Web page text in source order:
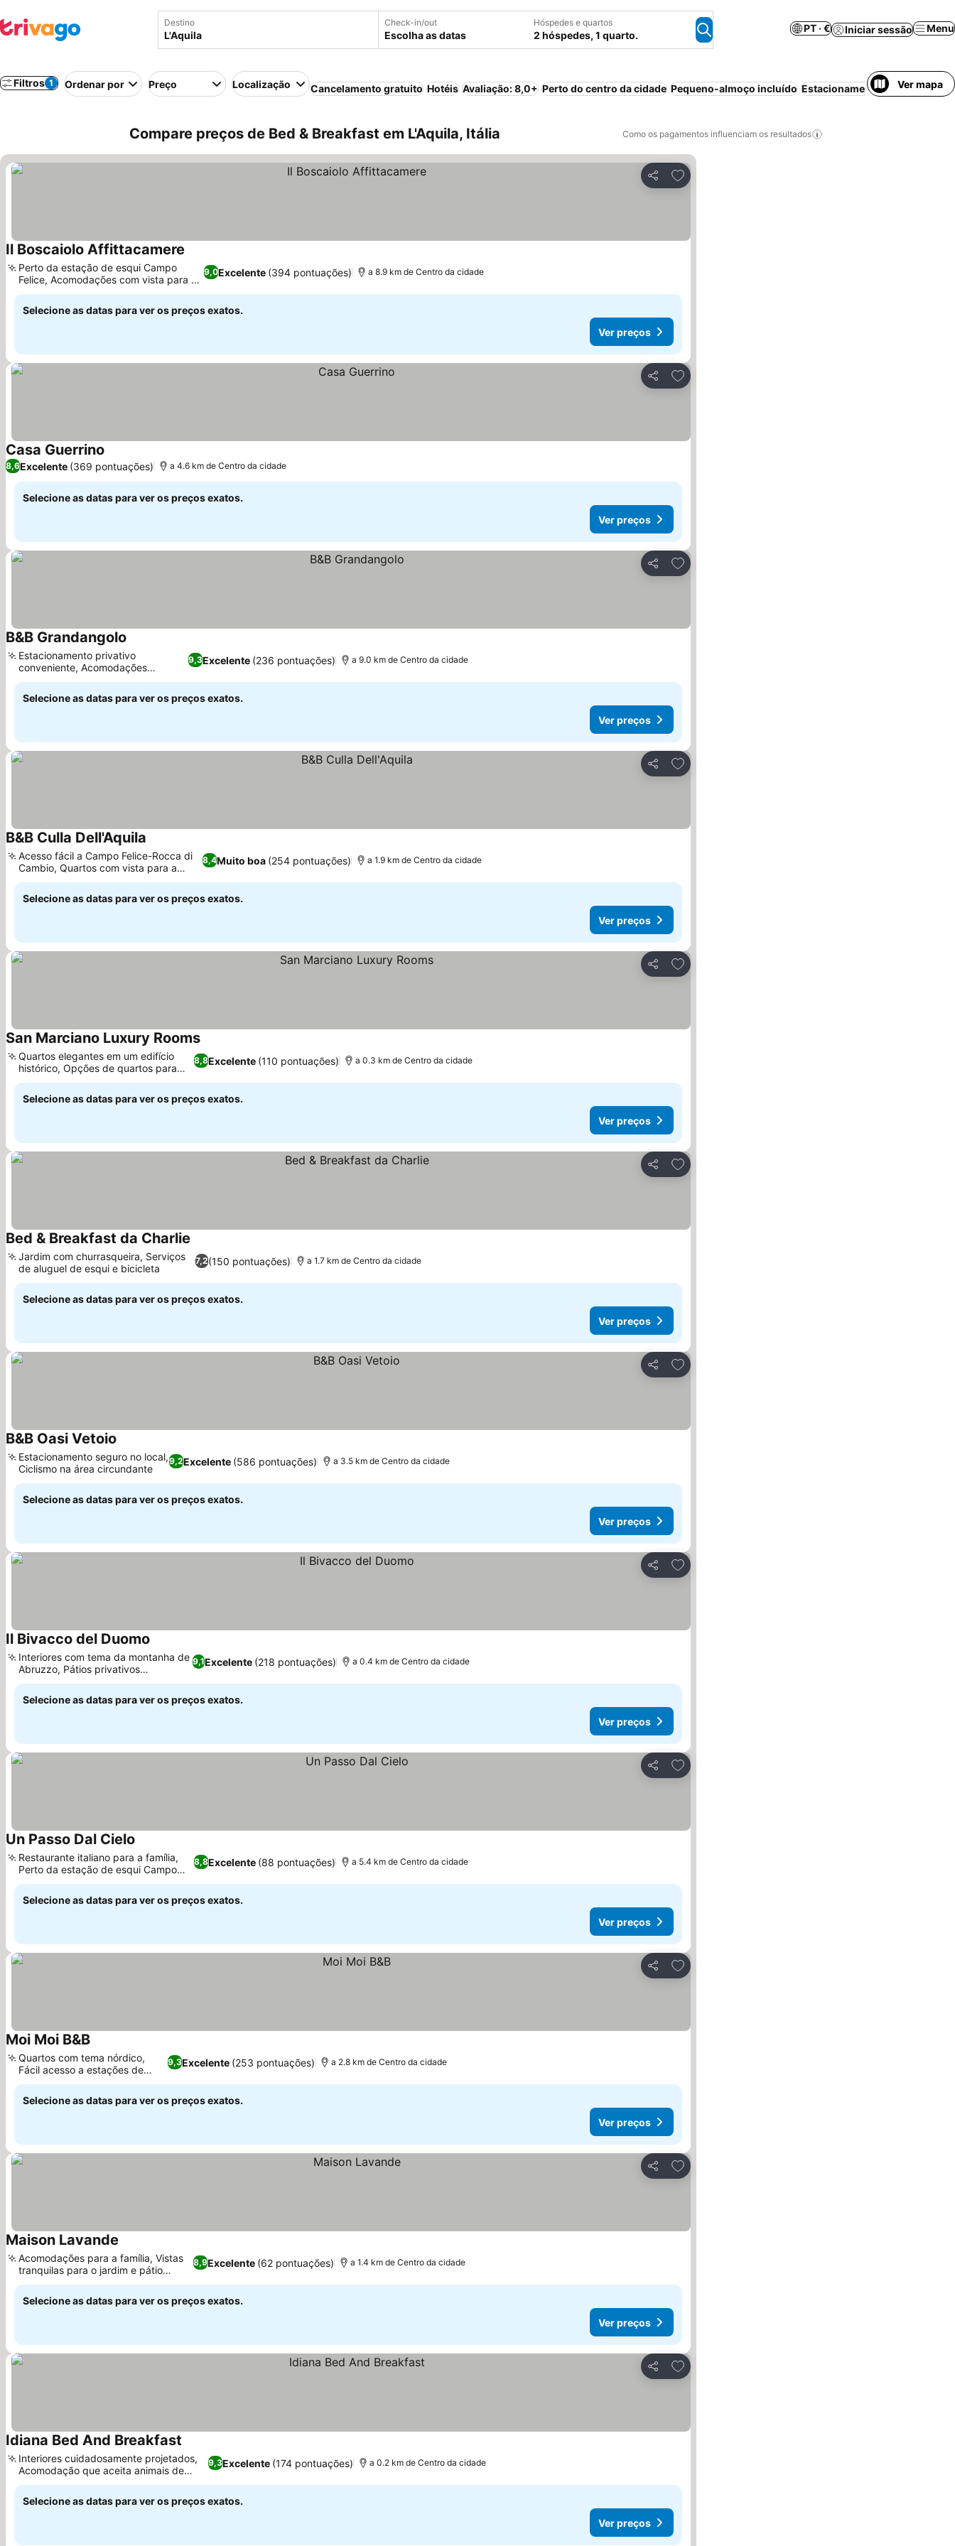
Destino Check-in/out
Escolha as datas
Hóspedes e quartos
2 hóspedes, 1 quarto.
PT · € Iniciar sessão Menu
Filtros 1 Ordenar por Preço Localização Cancelamento gratuito Hotéis Avaliação: 8,0+ Perto do centro da cidade Pequeno-almoço incluído Estacionamento Piscina
Ver mapa
Compare preços de Bed & Breakfast em L'Aquila, Itália Como os pagamentos influenciam os resultados
Partilhar
Adicionar aos favoritos
Il Boscaiolo Affittacamere
9,0Excelente (394 pontuações)
Perto da estação de esqui Campo
Felice, Acomodações com vista para a
montanha
a 8.9 km de Centro da cidade
Selecione as datas para ver os preços exatos.
Ver preços
Partilhar
Adicionar aos favoritos
Casa Guerrino Ver preços
8,6Excelente (369 pontuações) a 4.6 km de Centro da cidade
Selecione as datas para ver os preços exatos.
Ver preços
Partilhar
Adicionar aos favoritos
B&B Grandangolo
9,3Excelente (236 pontuações)
Estacionamento privativo
conveniente, Acomodações
modernas e limpas
a 9.0 km de Centro da cidade
Selecione as datas para ver os preços exatos.
Ver preços
Partilhar
Adicionar aos favoritos
B&B Culla Dell'Aquila
8,4Muito boa (254 pontuações)
Acesso fácil a Campo Felice-Rocca di
Cambio, Quartos com vista para a
montanha
a 1.9 km de Centro da cidade
Selecione as datas para ver os preços exatos.
Ver preços
Partilhar
Adicionar aos favoritos
San Marciano Luxury RoomsVer preços
8,8Excelente (110 pontuações)
Quartos elegantes em um edifício
histórico, Opções de quartos para
famílias
a 0.3 km de Centro da cidade
Selecione as datas para ver os preços exatos.
Ver preços
Partilhar
Adicionar aos favoritos
Bed & Breakfast da Charlie
7,2(150 pontuações)
Jardim com churrasqueira, Serviços
de aluguel de esqui e bicicleta
a 1.7 km de Centro da cidade
Selecione as datas para ver os preços exatos.
Ver preços
Partilhar
Adicionar aos favoritos
B&B Oasi Vetoio
9,2Excelente (586 pontuações)
Estacionamento seguro no local,
Ciclismo na área circundante
a 3.5 km de Centro da cidade
Selecione as datas para ver os preços exatos.
Ver preços
Partilhar
Adicionar aos favoritos
Il Bivacco del Duomo
9,1Excelente (218 pontuações)
Interiores com tema da montanha de
Abruzzo, Pátios privativos
charmosos
a 0.4 km de Centro da cidade
Selecione as datas para ver os preços exatos.
Ver preços
Partilhar
Adicionar aos favoritos
Un Passo Dal Cielo
8,8Excelente (88 pontuações)
Restaurante italiano para a família,
Perto da estação de esqui Campo
Felice
a 5.4 km de Centro da cidade
Selecione as datas para ver os preços exatos.
Ver preços
Partilhar
Adicionar aos favoritos
Moi Moi B&BVer preços
9,3Excelente (253 pontuações)
Quartos com tema nórdico,
Fácil acesso a estações de
esqui
a 2.8 km de Centro da cidade
Selecione as datas para ver os preços exatos.
Ver preços
Partilhar
Adicionar aos favoritos
Maison Lavande
8,9Excelente (62 pontuações)
Acomodações para a família, Vistas
tranquilas para o jardim e pátio
interno
a 1.4 km de Centro da cidade
Selecione as datas para ver os preços exatos.
Ver preços
Partilhar
Adicionar aos favoritos
Idiana Bed And Breakfast
9,3Excelente (174 pontuações)
Interiores cuidadosamente projetados,
Acomodação que aceita animais de
estimação
a 0.2 km de Centro da cidade
Selecione as datas para ver os preços exatos.
Ver preços